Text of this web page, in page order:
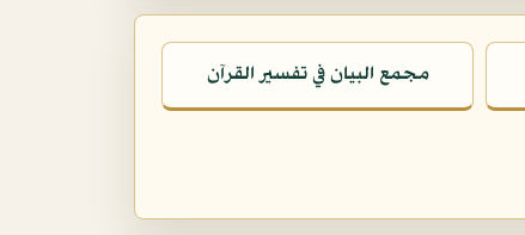
مجمع البيان في تفسير القرآن